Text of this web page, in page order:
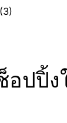
อปปิ้